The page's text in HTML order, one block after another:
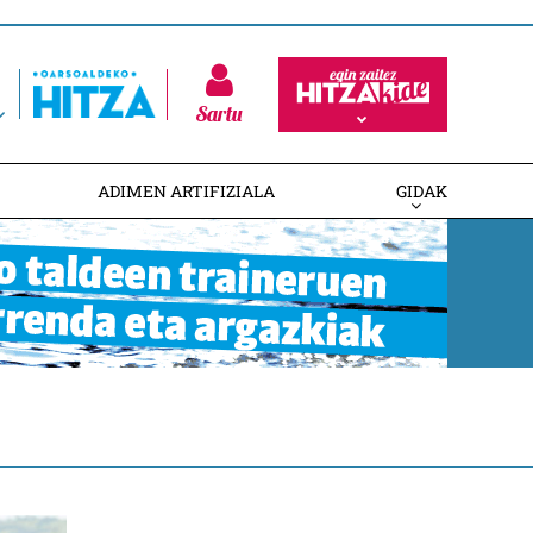
Sartu
ADIMEN ARTIFIZIALA GIDAK